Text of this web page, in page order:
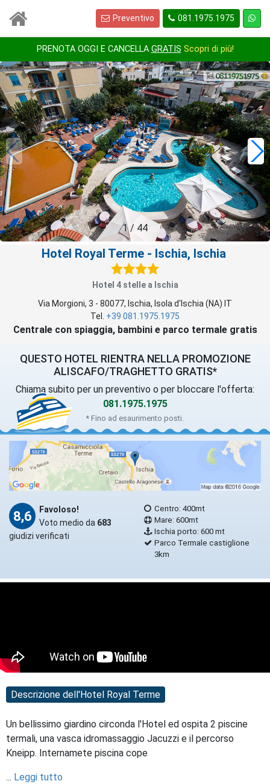
Preventivo 081.1975.1975
PRENOTA OGGI E CANCELLA GRATIS Scopri di più!
1/ 44
Hotel Royal Terme- Ischia, Ischia
Hotel 4 stelle a Ischia
Via Morgioni, 3 - 80077, Ischia, Isola d'Ischia (NA) IT
Tel. +39 081.1975.1975
Centrale con spiaggia, bambini e parco termale gratis
QUESTO HOTEL RIENTRA NELLA PROMOZIONE
ALISCAFO/TRAGHETTO GRATIS*
Chiama subito per un preventivo o per bloccare l'offerta:
081.1975.1975
* Fino ad esaurimento posti.
8,6
Favoloso!
Voto medio da 683
giudizi verificati
Centro: 400mt
Mare: 600mt
Ischia porto: 600 mt
Parco Termale castiglione
3km
Descrizione dell'Hotel Royal Terme
Un bellissimo giardino circonda l'Hotel ed ospita 2 piscine
termali, una vasca idromassaggio Jacuzzi e il percorso
Kneipp. Internamete piscina cope
... Leggi tutto